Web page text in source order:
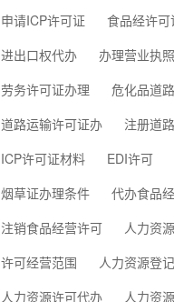
申请ICP许可证
食品经许可
进出口权代办
办理营业执照
劳务许可证办理
危化品道
道路运输许可证办
注册道
ICP许可证材料
EDI许可
烟草证办理条件
代办食品
注销食品经营许可
人力资
许可经营范围
人力资源登
人力资源许可代办
人力资